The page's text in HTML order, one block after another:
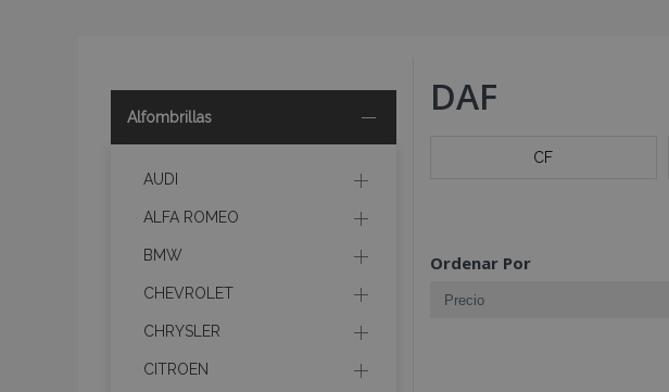
DAF
CF
Ordenar Por
Alfombrillas
AUDI
ALFA ROMEO
BMW
CHEVROLET
CHRYSLER
CITROEN